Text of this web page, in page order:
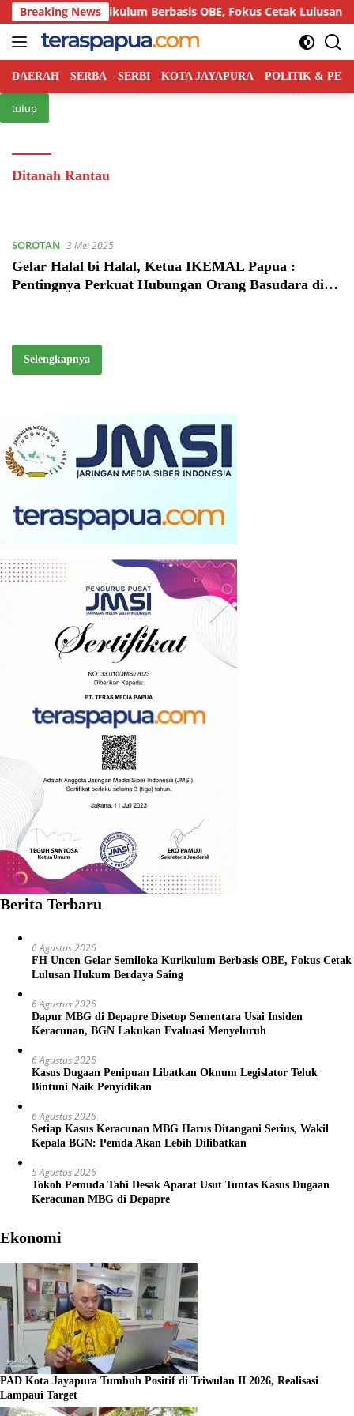
Langsung
ke
konten
Breaking News
Kurikulum Berbasis OBE, Fokus Cetak Lulusan Hukum
DAERAH SERBA – SERBI KOTA JAYAPURA POLITIK &
tutup
Ditanah Rantau
SOROTAN 3 Mei 2025
Gelar Halal bi Halal, Ketua IKEMAL Papua :
Pentingnya Perkuat Hubungan Orang Basudara di
Selengkapnya
Berita Terbaru
6 Agustus 2026
FH Uncen Gelar Semiloka Kurikulum Berbasis OBE, Fokus Cetak
Lulusan Hukum Berdaya Saing
6 Agustus 2026
Dapur MBG di Depapre Disetop Sementara Usai Insiden
Keracunan, BGN Lakukan Evaluasi Menyeluruh
6 Agustus 2026
Kasus Dugaan Penipuan Libatkan Oknum Legislator Teluk
Bintuni Naik Penyidikan
6 Agustus 2026
Setiap Kasus Keracunan MBG Harus Ditangani Serius, Wakil
Kepala BGN: Pemda Akan Lebih Dilibatkan
5 Agustus 2026
Tokoh Pemuda Tabi Desak Aparat Usut Tuntas Kasus Dugaan
Keracunan MBG di Depapre
Ekonomi
PAD Kota Jayapura Tumbuh Positif di Triwulan II 2026, Realisasi
Lampaui Target